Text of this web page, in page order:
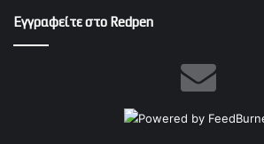
Εγγραφείτε στο Redpen